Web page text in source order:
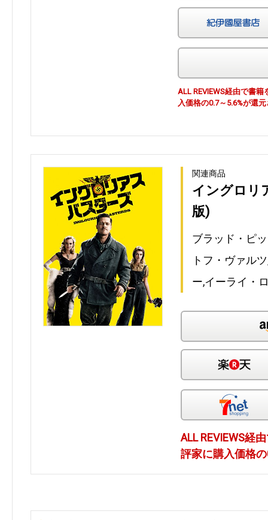
ALL REVIEWS経由で書
入価格の0.7～5.6%が還
関連商品
イングロリ
版)
ブラッド・ピ
トフ・ヴァル
ー,イーライ・
ALL REVIEWS経
評家に購入価格